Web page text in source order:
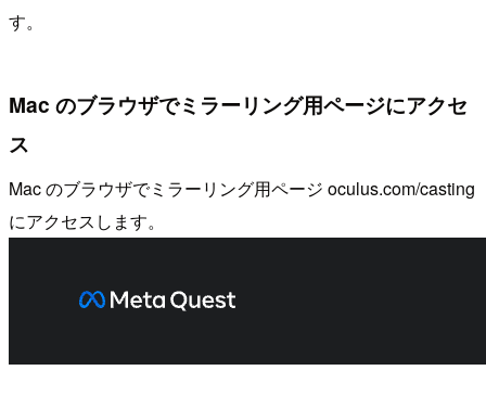
す。
Mac のブラウザでミラーリング用ページにアクセ
ス
Mac のブラウザでミラーリング用ページ oculus.com/casting
にアクセスします。